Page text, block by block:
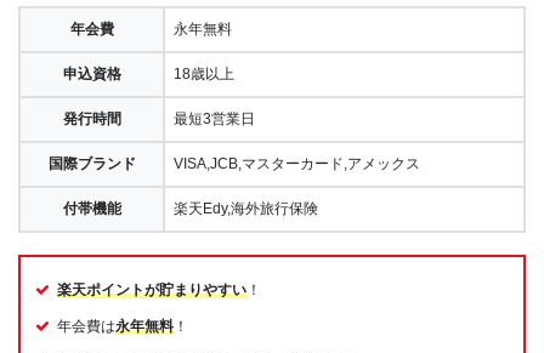
年会費 永年無料
申込資格 18歳以上
発行時間 最短3営業日
国際ブランド VISA,JCB,マスターカード,アメックス
付帯機能 楽天Edy,海外旅行保険
楽天ポイントが貯まりやすい ！
年会費は永年無料 ！